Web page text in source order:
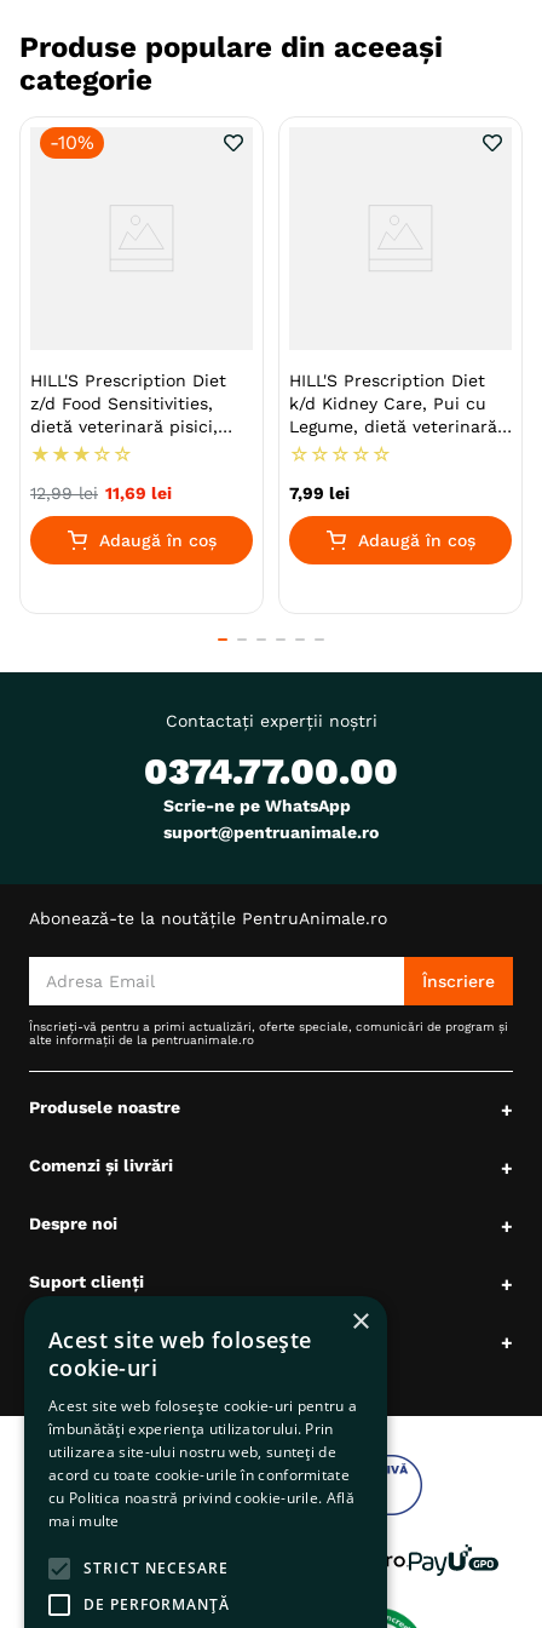
Produse populare din aceeași
categorie
-10%
HILL'S Prescription Diet
z/d Food Sensitivities,
dietă veterinară pisici,
conservă hrană umedă,
sistem digestiv, 156g
★ ★ ★ ☆ ☆
12,99 lei 11,69 lei
Adaugă în coș
HILL'S Prescription Diet
k/d Kidney Care, Pui cu
Legume, dietă veterinară
pisici, conservă hrană
82g
☆ ☆ ☆ ☆ ☆
7,99 lei
Adaugă în coș
Contactați experții noștri
0374.77.00.00
Scrie-ne pe WhatsApp
suport@pentruanimale.ro
Abonează-te la noutățile PentruAnimale.ro
Înscriere
Înscrieți-vă pentru a primi actualizări, oferte speciale, comunicări de program și
alte informații de la pentruanimale.ro
Produsele noastre +
Comenzi și livrări +
Despre noi +
Suport clienți +
Date comerciale +
×
Acest site web folosește
cookie-uri
Acest site web folosește cookie-uri pentru a
îmbunătăți experiența utilizatorului. Prin
utilizarea site-ului nostru web, sunteți de
acord cu toate cookie-urile în conformitate
cu Politica noastră privind cookie-urile. Află
mai multe
STRICT NECESARE
DE PERFORMANȚĂ